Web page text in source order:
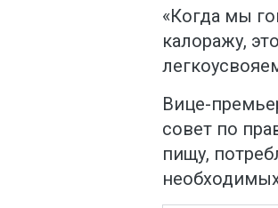
«Когда мы
калоражу,
Вице-
совет по
пищу,